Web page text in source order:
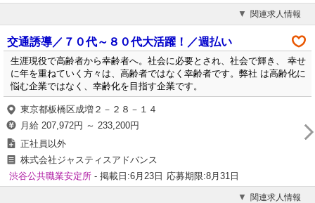
関連求人情報
交通誘導／７０代～８０代大活躍！／週払い
生涯現役で高齢者から幸齢者へ。社会に必要とされ、社会で輝き、 幸せ
に年を重ねていく方々は、高齢者ではなく幸齢者です。弊社 は高齢化に
悩む企業ではなく、幸齢化を目指す企業です。
東京都板橋区成増２－２８－１４
月給 207,972円 ～ 233,200円
正社員以外
株式会社ジャスティスアドバンス
渋谷公共職業安定所 - 掲載日:6月23日 応募期限:8月31日
関連求人情報